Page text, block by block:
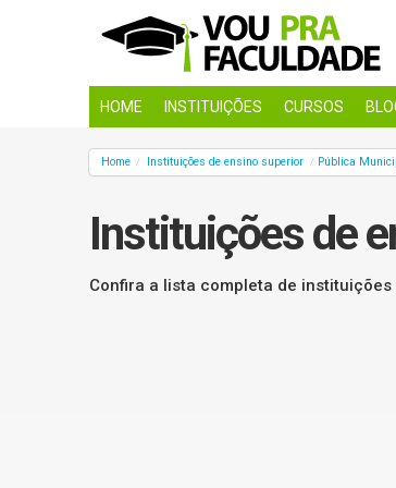
HOME INSTITUIÇÕES CURSOS
Home / Instituições de ensino superior / Pública
Instituições de
Confira a lista completa de